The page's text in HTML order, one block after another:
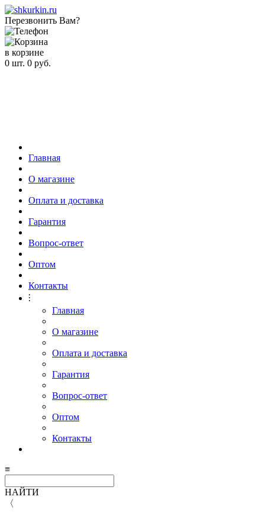
Перезвонить Вам?
в корзине
0 шт. 0 руб.
Главная
О магазине
Оплата и доставка
Гарантия
Вопрос-ответ
Оптом
Контакты
⫶
Главная
О магазине
Оплата и доставка
Гарантия
Вопрос-ответ
Оптом
Контакты
≡
НАЙТИ
〈